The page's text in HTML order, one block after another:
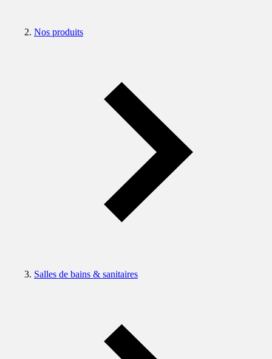
Nos produits
Salles de bains & sanitaires